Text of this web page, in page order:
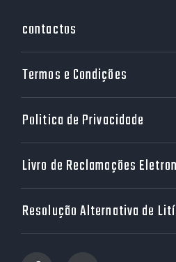
contactos
Termos e Condições
Politica de Privacidade
Livro de Reclamações
Resolução Alternativa de